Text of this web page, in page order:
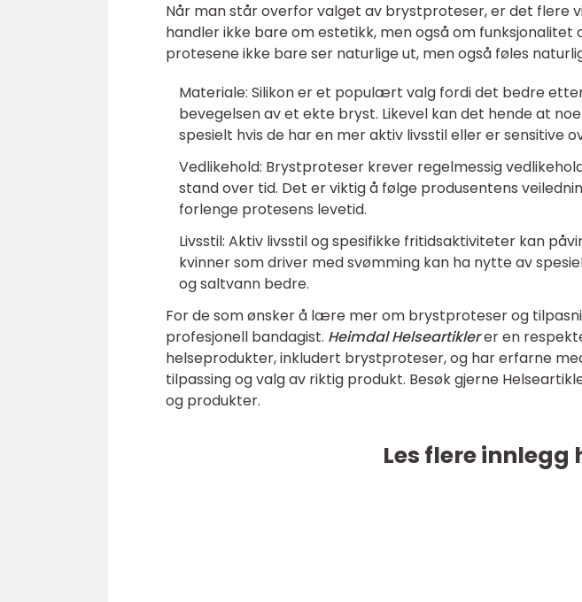
Når man står overfor valget av brystproteser, er det flere
handler ikke bare om estetikk, men også om
protesene ikke bare ser naturlige ut, men også føles
Materiale: Silikon er et populært valg fordi det bedre
bevegelsen av et ekte bryst. Likevel kan det hende at
spesielt hvis de har en mer aktiv livsstil eller er sensitive
Vedlikehold: Brystproteser krever regelmessig
stand over tid. Det er viktig å følge produsentens
forlenge protesens levetid.
Livsstil: Aktiv livsstil og spesifikke fritidsaktiviteter kan
kvinner som driver med svømming kan ha nytte av
og saltvann bedre.
For de som ønsker å lære mer om brystproteser og
profesjonell bandagist. Heimdal Helseartiklerer en
helseprodukter, inkludert brystproteser, og har erfarne
tilpassing og valg av riktig produkt. Besøk gjerne
og produkter.
Les flere innlegg